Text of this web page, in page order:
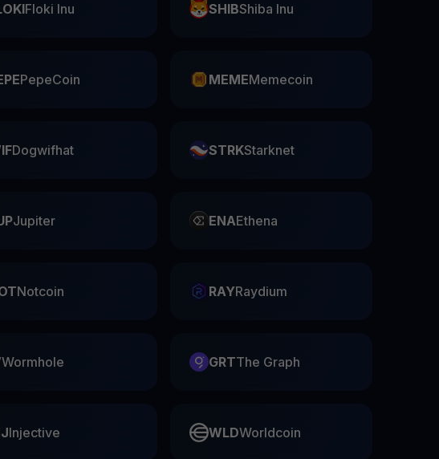
Floki Inu SHIBShiba Inu
PepeCoin MEMEMemecoin
Dogwifhat STRKStarknet
Jupiter ENAEthena
Notcoin RAYRaydium
Wormhole GRTThe Graph
Injective WLDWorldcoin